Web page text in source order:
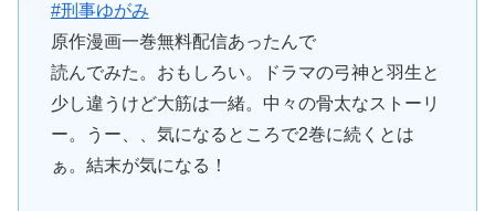
#刑事ゆがみ
原作漫画一巻無料配信あったんで
読んでみた。おもしろい。ドラマの弓神と羽生と
少し違うけど大筋は一緒。中々の骨太なストーリ
ー。うー、、気になるところで2巻に続くとは
ぁ。結末が気になる！